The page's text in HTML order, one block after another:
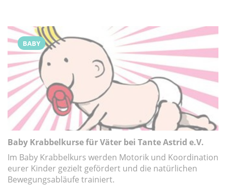
BABY
Baby Krabbelkurse für Väter bei Tante Astrid e.V.
Im Baby Krabbelkurs werden Motorik und Koordination
eurer Kinder gezielt gefördert und die natürlichen
Bewegungsabläufe trainiert.